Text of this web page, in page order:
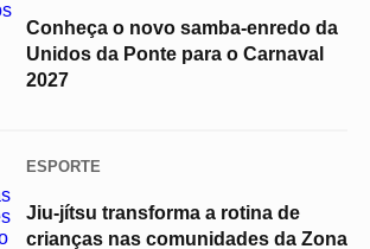
Conheça o novo samba-enredo da
Unidos da Ponte para o Carnaval
2027
ESPORTE
Jiu-jítsu transforma a rotina de
crianças nas comunidades da Zona